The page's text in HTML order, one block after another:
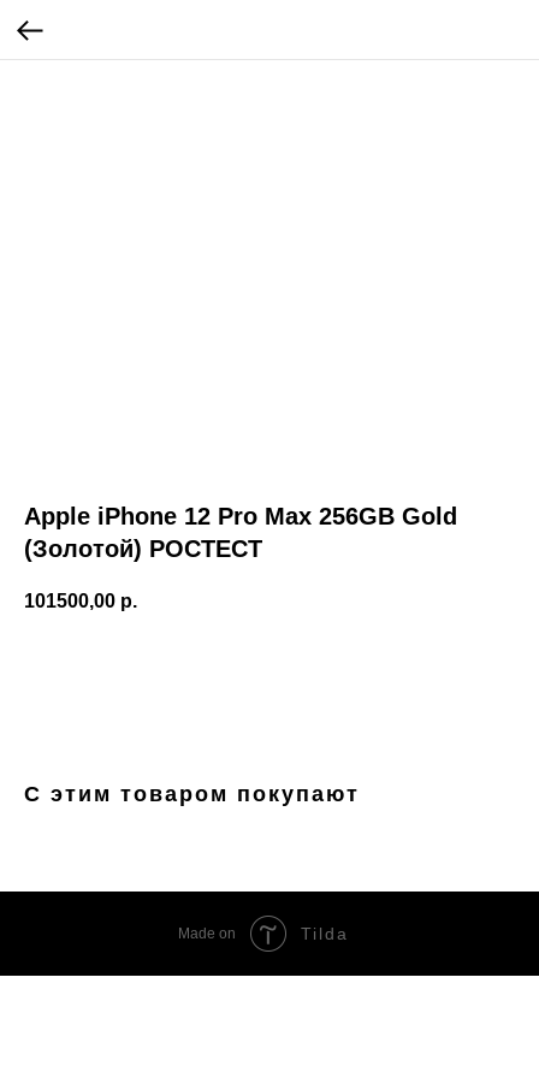
Apple iPhone 12 Pro Max 256GB Gold
(Золотой) РОСТЕСТ
101500,00 р.
С этим товаром покупают
Made on Tilda